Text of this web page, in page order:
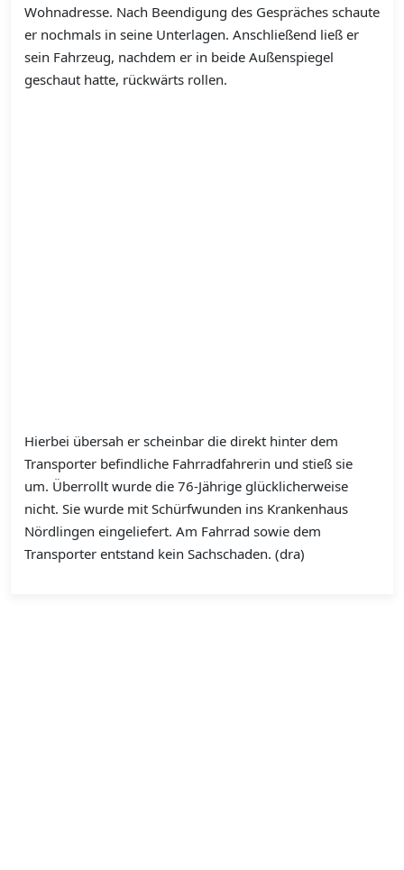
Wohnadresse. Nach Beendigung des Gespräches schaute
er nochmals in seine Unterlagen. Anschließend ließ er
sein Fahrzeug, nachdem er in beide Außenspiegel
geschaut hatte, rückwärts rollen.
Hierbei übersah er scheinbar die direkt hinter dem
Transporter befindliche Fahrradfahrerin und stieß sie
um. Überrollt wurde die 76-Jährige glücklicherweise
nicht. Sie wurde mit Schürfwunden ins Krankenhaus
Nördlingen eingeliefert. Am Fahrrad sowie dem
Transporter entstand kein Sachschaden. (dra)